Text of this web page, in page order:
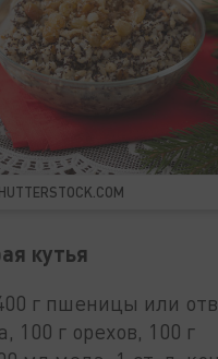
кутья
г пшеницы или
100 г орехов, 100 г